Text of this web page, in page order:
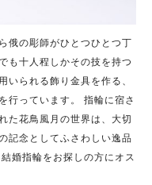
俄の彫師がひとつひとつ丁
も十人程しかその技を持つ
られる飾り金具を作る、
行っています。 指輪に宿さ
た花鳥風月の世界は、大切
記念としてふさわしい逸品
婚指輪をお探しの方にオス